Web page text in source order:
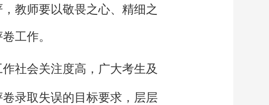
教师要以敬畏之心、精细之
工作。
社会关注度高，广大考生及
录取失误的目标要求，层层